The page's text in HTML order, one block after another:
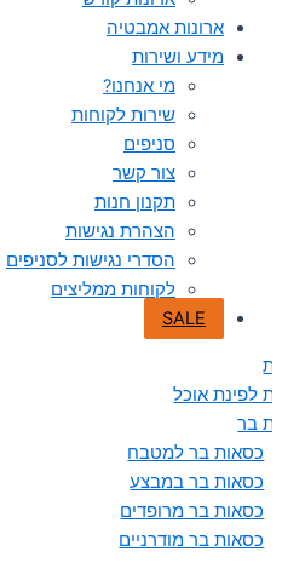
ארונות אמבטיה
מידע ושירות
מי אנחנו?
שירות לקוחות
סניפים
צור קשר
תקנון חנות
הצהרת נגישות
הסדרי נגישות לסניפים
לקוחות ממליצים
SALE
לפינת אוכל
בר
כסאות בר למטבח
כסאות בר במבצע
כסאות בר מרופדים
כסאות בר מודרניים